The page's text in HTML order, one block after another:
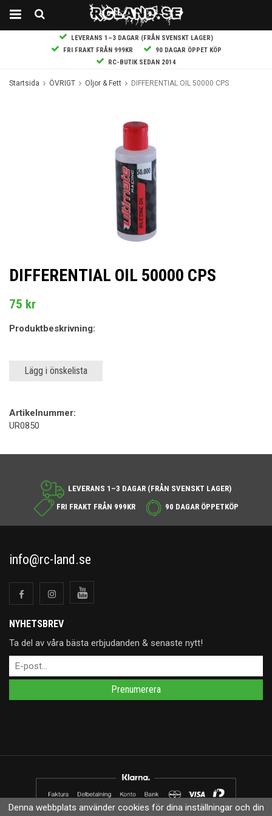
LEVERANS 1–3 DAGAR (FRÅN SVENSKT LAGER)
FRI FRAKT FRÅN 999KR
90 DAGAR ÖPPET KÖP
RC-BUTIK SEDAN 2014
Startsida ÖVRIGT Oljor & Fett DIFFERENTIAL OIL 50000 CPS
DIFFERENTIAL OIL 50000 CPS
75 kr
Produktbeskrivning:
Lägg i önskelista
Artikelnummer:
UR0850
LEVERANS 1–3 DAGAR (FRÅN SVENSKT LAGER)
FRI FRAKT FRÅN 999KR
90 DAGAR ÖPPETKÖP
info@rc-land.se
NYHETSBREV
Ta del av våra bästa erbjudanden & senaste nytt!
Prenumerera
Denna webbplats använder cookies för dina inställningar och din